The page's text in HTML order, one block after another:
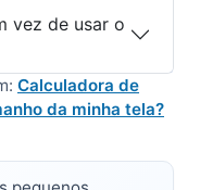
vez de usar o
Calculadora de
da minha tela?